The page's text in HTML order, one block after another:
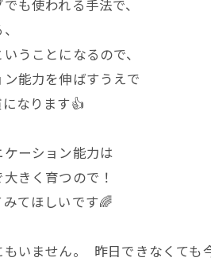
も使われる手法で、
うことになるので、
能力を伸ばすうえで
なります👍
ーション能力は
きく育つので！
てほしいです🌈
もいません。 昨日できなくて